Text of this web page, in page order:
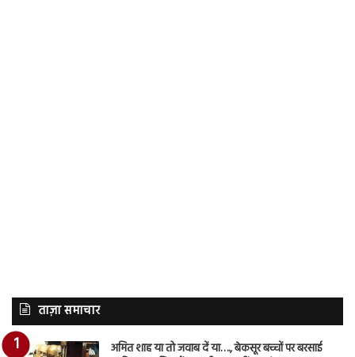
ताज़ा समाचार
अमित शाह या तो जवाब दें या…., बेकसूर बच्चों पर बरसाई